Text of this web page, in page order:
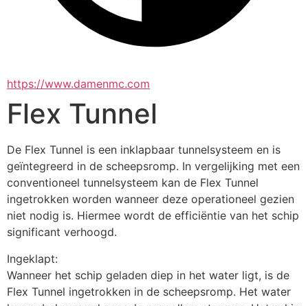
https://www.damenmc.com
Flex Tunnel
De Flex Tunnel is een inklapbaar tunnelsysteem en is
geïntegreerd in de scheepsromp. In vergelijking met een
conventioneel tunnelsysteem kan de Flex Tunnel
ingetrokken worden wanneer deze operationeel gezien
niet nodig is. Hiermee wordt de efficiëntie van het schip
significant verhoogd.
Ingeklapt:
Wanneer het schip geladen diep in het water ligt, is de
Flex Tunnel ingetrokken in de scheepsromp. Het water